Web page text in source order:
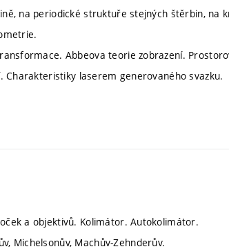
na periodické struktuře stejných štěrbin, na
Abbeova teorie zobrazení.
Charakteristiky laserem generovaného svazku.
a objektivů. Kolimátor. Autokolimátor.
Michelsonův, Machův-Zehnderův.